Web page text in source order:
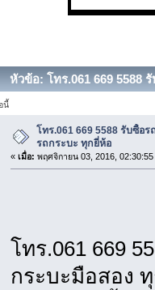
หัวข้อ: โทร.061 669 5588
นี้
โทร.061 669 5588 รับซื้อ
รถกระบะ ทุกยี่ห้อ
« เมื่อ: พฤศจิกายน 03, 2016, 02:30:55
โทร.061 669
กระบะมือสอง